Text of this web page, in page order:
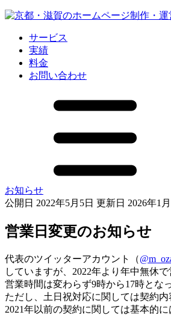
サービス
実績
料金
お問い合わせ
お知らせ
公開日 2022年5月5日 更新日 2026年1月
営業日変更のお知らせ
代表のツイッターアカウント（
していますが、2022年より年中無休で
営業時間は変わらず9時から17時とな
ただし、土日祝対応に関しては契約内
2021年以前の契約に関しては基本的